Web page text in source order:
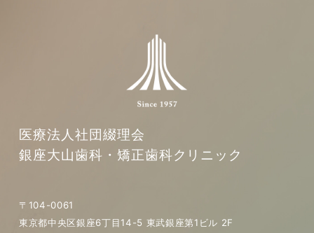
医療法人社団綴理会
銀座大山歯科・矯正歯科クリニック
〒104-0061
東京都中央区銀座6丁目14-5 東武銀座第1ビル 2F